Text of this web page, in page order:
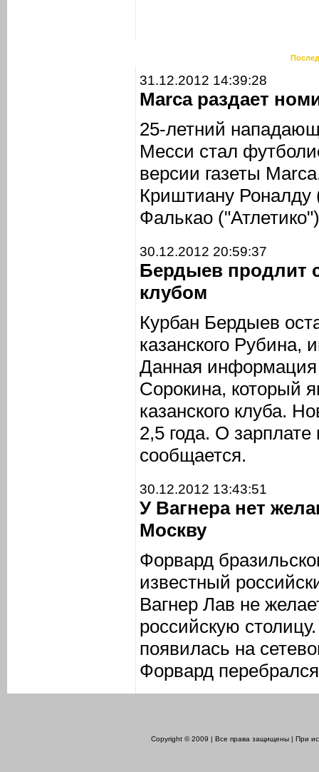
31.12.2012 14:39:28
Marca раздает
25-летний
Месси стал
версии газеты
Криштиану
Фалькао
30.12.2012 20:59:37
Бердыев продлит
клубом
Курбан Бердыев
казанского
Данная информация
Сорокина, который
казанского клуба.
2,5 года. О
сообщается.
30.12.2012 13:43:51
У Вагнера нет
Москву
Форвард
известный
Вагнер Лав не
российскую
появилась на
Форвард
Copyright © 2009 | Все права защищены | При